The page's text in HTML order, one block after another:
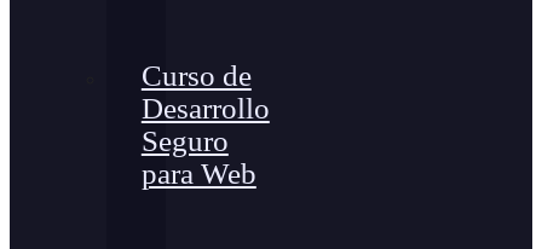
Curso de
Desarrollo
Seguro
para Web